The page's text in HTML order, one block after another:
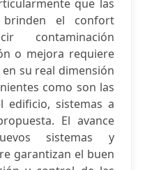
que las
brinden el confort
contaminación
o mejora requiere
su real dimensión
como son las
edificio, sistemas a
El avance
sistemas y
garantizan el buen